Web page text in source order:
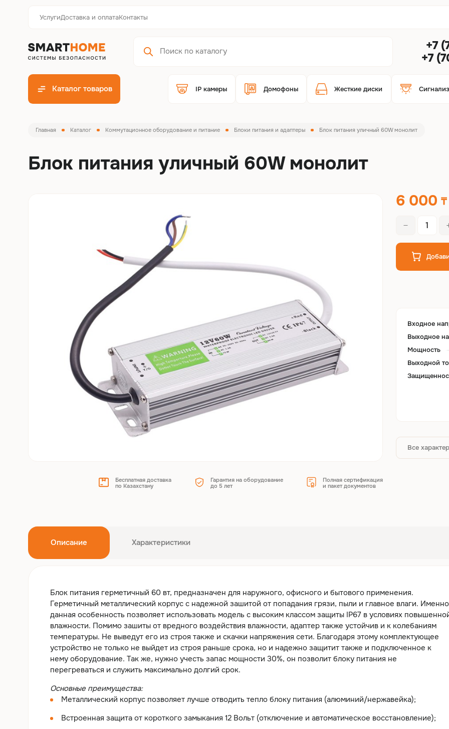
УслугиДоставка и оплатаКонтакты
+7
+7
Каталог товаров IP камеры Домофоны Жесткие диски
Главная Каталог Коммутационное оборудование и питание Блоки питания и адаптеры Блок питания уличный 60W монолит
Блок питания уличный 60W монолит
Бесплатная доставка
по Казахстану
Гарантия на оборудование
до 5 лет
Полная сертификация
и пакет документов
6 000
Входное
Выходное
Мощность
Выходной
Все
Описание Характеристики
Блок питания герметичный 60 вт, предназначен для наружного, офисного и бытового применения.
Герметичный металлический корпус с надежной зашитой от попадания грязи, пыли и главное влаги. Именно
данная особенность позволяет использовать модель с высоким классом защиты IP67 в условиях
влажности. Помимо зашиты от вредного воздействия влажности, адаптер также устойчив и к колебаниям
температуры. Не выведут его из строя также и скачки напряжения сети. Благодаря этому комплектующее
устройство не только не выйдет из строя раньше срока, но и надежно защитит также и подключенное к
нему оборудование. Так же, нужно учесть запас мощности 30%, он позволит блоку питания не
перегреваться и служить максимально долгий срок.
Основные преимущества:
Металлический корпус позволяет лучше отводить тепло блоку питания (алюминий/нержавейка);
Встроенная защита от короткого замыкания 12 Вольт (отключение и автоматическое восстановление);